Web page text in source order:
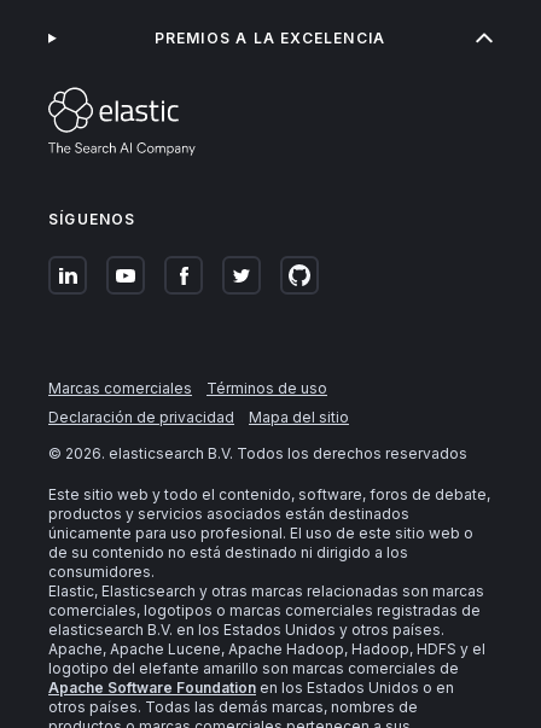
SÍGUENOS
PREMIOS A LA EXCELENCIA
Marcas comerciales
Términos de uso
Declaración de privacidad
Mapa del sitio
© 2026. elasticsearch B.V. Todos los derechos reservados
Este sitio web y todo el contenido, software, foros de debate,
productos y servicios asociados están destinados
únicamente para uso profesional. El uso de este sitio web o
de su contenido no está destinado ni dirigido a los
consumidores.
Elastic, Elasticsearch y otras marcas relacionadas son marcas
comerciales, logotipos o marcas comerciales registradas de
elasticsearch B.V. en los Estados Unidos y otros países.
Apache, Apache Lucene, Apache Hadoop, Hadoop, HDFS y el
logotipo del elefante amarillo son marcas comerciales de
Apache Software Foundation en los Estados Unidos o en
otros países. Todas las demás marcas, nombres de